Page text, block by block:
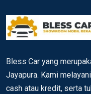
Bless Car yang
Jayapura. Kami
cash atau kredit, serta